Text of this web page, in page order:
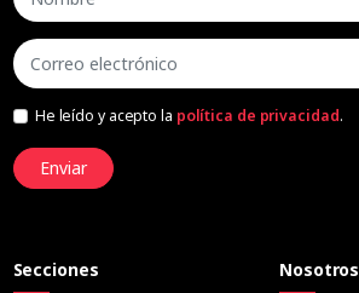
He leído y acepto la política de privacidad.
Enviar
Secciones Nosotros